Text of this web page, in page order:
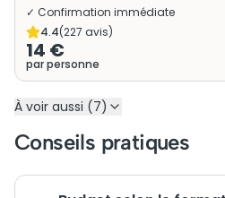
✓ Confirmation immédiate
4.4(227 avis)
14 €
par personne
À voir aussi (7)
Conseils pratiques